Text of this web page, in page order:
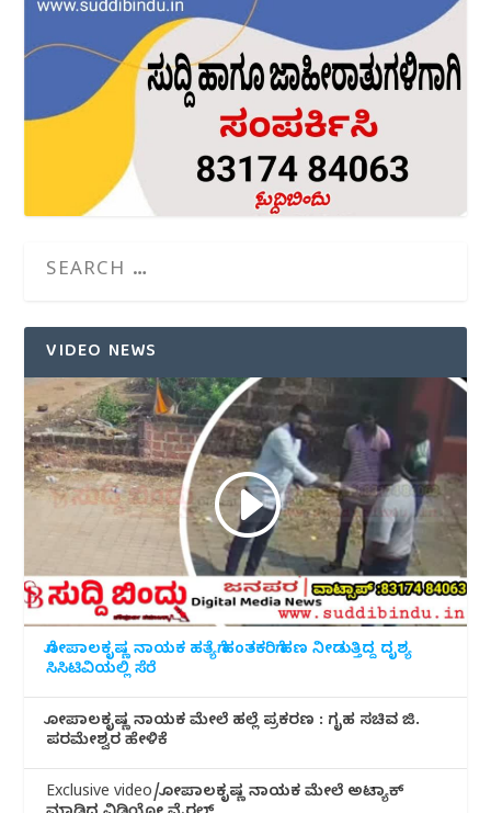
VIDEO NEWS
ಗೋಪಾಲಕೃಷ್ಣ ನಾಯಕ ಹತ್ಯೆಗೆ ಹಂತಕರಿಗೆ ಹಣ ನೀಡುತ್ತಿದ್ದ ದೃಶ್ಯ
ಸಿಸಿಟಿವಿಯಲ್ಲಿ ಸೆರೆ
ಗೋಪಾಲಕೃಷ್ಣ ನಾಯಕ ಮೇಲೆ ಹಲ್ಲೆ ಪ್ರಕರಣ : ಗೃಹ ಸಚಿವ ಜಿ.
ಪರಮೇಶ್ವರ ಹೇಳಿಕೆ
Exclusive video/ಗೋಪಾಲಕೃಷ್ಣ ನಾಯಕ ಮೇಲೆ ಅಟ್ಯಾಕ್